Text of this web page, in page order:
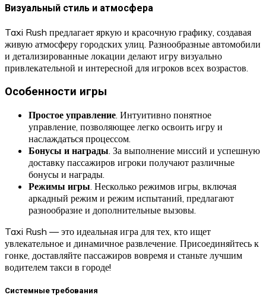
Визуальный стиль и атмосфера
Taxi Rush предлагает яркую и красочную графику, создавая
живую атмосферу городских улиц. Разнообразные автомобили
и детализированные локации делают игру визуально
привлекательной и интересной для игроков всех возрастов.
Особенности игры
Простое управление. Интуитивно понятное
управление, позволяющее легко освоить игру и
наслаждаться процессом.
Бонусы и награды. За выполнение миссий и успешную
доставку пассажиров игроки получают различные
бонусы и награды.
Режимы игры. Несколько режимов игры, включая
аркадный режим и режим испытаний, предлагают
разнообразие и дополнительные вызовы.
Taxi Rush — это идеальная игра для тех, кто ищет
увлекательное и динамичное развлечение. Присоединяйтесь к
гонке, доставляйте пассажиров вовремя и станьте лучшим
водителем такси в городе!
Системные требования